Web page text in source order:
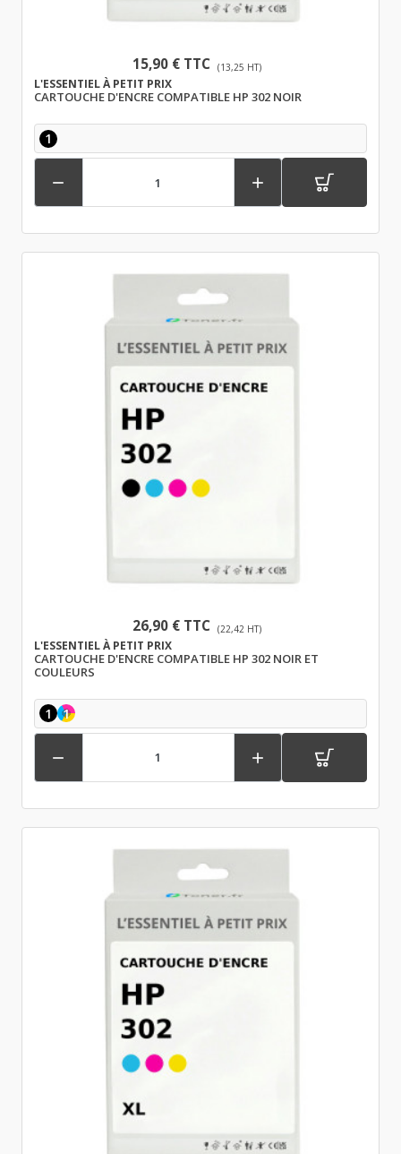
15,90 € TTC (13,25 HT)
L'ESSENTIEL À PETIT PRIX
CARTOUCHE D'ENCRE COMPATIBLE HP 302 NOIR
1
 
26,90 € TTC (22,42 HT)
L'ESSENTIEL À PETIT PRIX
CARTOUCHE D'ENCRE COMPATIBLE HP 302 NOIR ET
COULEURS
1 1
 